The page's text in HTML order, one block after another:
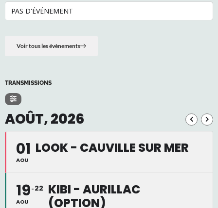
PAS D'ÉVÉNEMENT
Voir tous les évènements
TRANSMISSIONS
AOÛT, 2026
01
AOU
LOOK - CAUVILLE SUR MER
19
AOU
22 KIBI - AURILLAC
(OPTION)